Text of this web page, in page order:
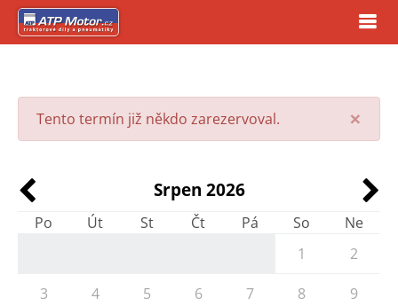
×
Tento termín již někdo zarezervoval.
Srpen 2026
Po Út St Čt Pá So
Ne
1
2
3 4 5 6 7 8 9